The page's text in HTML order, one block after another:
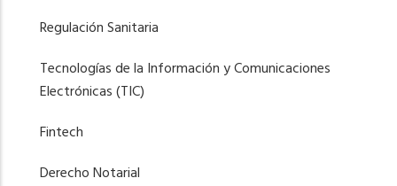
Regulación Sanitaria
Tecnologías de la Información y Comunicaciones
Electrónicas (TIC)
Fintech
Derecho Notarial